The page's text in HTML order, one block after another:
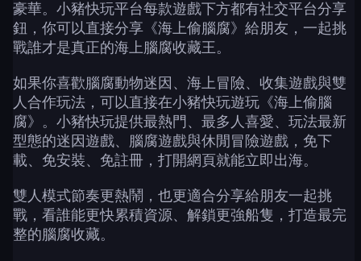
豪華。小豬快玩平台每款遊戲下方都有社交平台分享
鈕，你可以直接分享《海上偷腦腐》給朋友，一起挑
戰誰才是真正的海上腦腐收藏王。
如果你喜歡腦腐動物迷因、海上冒險、收集遊戲與雙
人合作玩法，可以直接在小豬快玩遊玩《海上偷腦
腐》。小豬快玩提供最熱門、最多人喜愛、玩法最新
型態的迷因遊戲、腦腐遊戲與休閒冒險遊戲，免下
載、免安裝、免註冊，打開網頁就能立即出海。
雙人模式節奏更熱鬧，也更適合分享給朋友一起挑
戰，看誰能更快累積資源、解鎖更強船隻，打造最完
整的腦腐收藏。